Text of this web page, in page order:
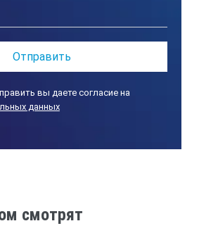
вы даете согласие на
данных
смотрят